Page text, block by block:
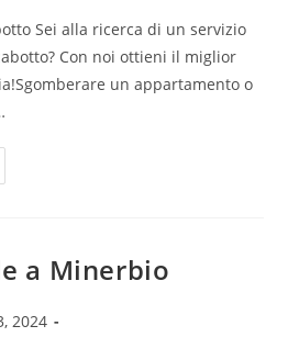
Sei alla ricerca di un servizio
Con noi ottieni il miglior
un appartamento o
a Minerbio
2024